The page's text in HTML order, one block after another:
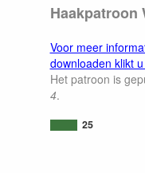
Haakpatroon
Voor meer
downloaden klikt
Het patroon is
4.
25